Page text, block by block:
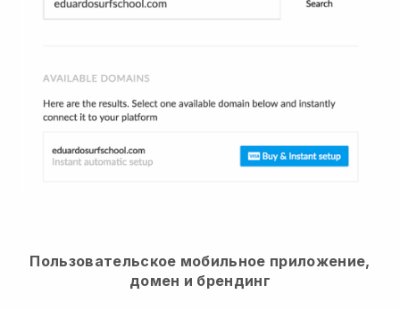
Пользовательское мобильное приложение,
домен и брендинг